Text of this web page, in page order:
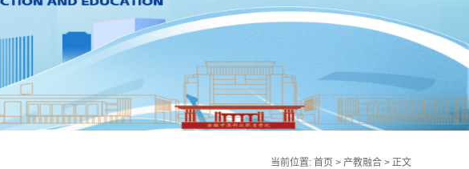
当前位置: 首页 > 产教融合 > 正文